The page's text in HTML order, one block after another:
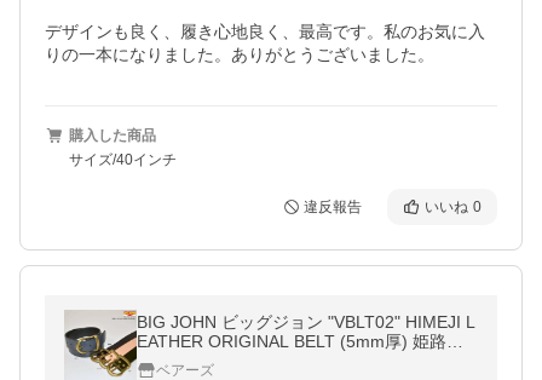
デザインも良く、履き心地良く、最高です。私のお気に入
りの一本になりました。ありがとうございました。
購入した商品
サイズ/40インチ
違反報告 いいね 0
BIG JOHN ビッグジョン "VBLT02" HIMEJI L
EATHER ORIGINAL BELT (5mm厚) 姫路レ
ザーオリジナルベルト(5mm厚) [ベルト]
ベアーズ